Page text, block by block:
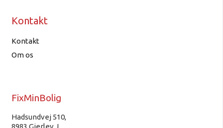
Kontakt
Kontakt
Om os
FixMinBolig
Hadsundvej 510,
8983 Gjerlev J